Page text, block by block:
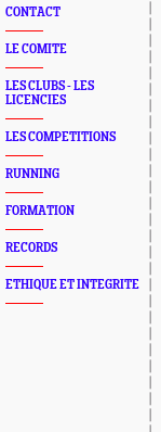
CONTACT
LE COMITE
LES CLUBS - LES
LICENCIES
LES COMPETITIONS
RUNNING
FORMATION
RECORDS
ETHIQUE ET INTEGRITE